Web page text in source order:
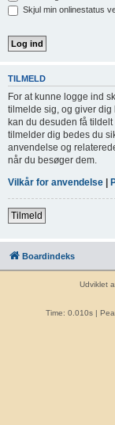
Skjul min onlinestatus
TILMELD
For at kunne logge ind
tilmelde sig, og giver
kan du desuden få
tilmelder dig bedes du
anvendelse og
når du besøger dem.
Vilkår for anvendelse
Tilmeld
Boardindeks
Udviklet
Time: 0.010s|